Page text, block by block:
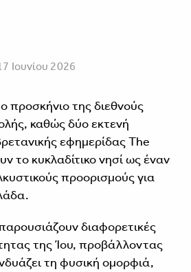
Ιουνίου 2026
προσκήνιο της διεθνούς
καθώς δύο εκτενή
εφημερίδας The
το κυκλαδίτικο νησί ως έναν
προορισμούς για
διαφορετικές
της Ίου, προβάλλοντας
τη φυσική ομορφιά,